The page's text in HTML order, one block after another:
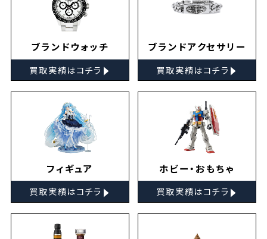
ブランドウォッチ
買取実績はコチラ ▸
ブランドアクセサリー
買取実績はコチラ ▸
フィギュア
買取実績はコチラ ▸
ホビー・おもちゃ
買取実績はコチラ ▸